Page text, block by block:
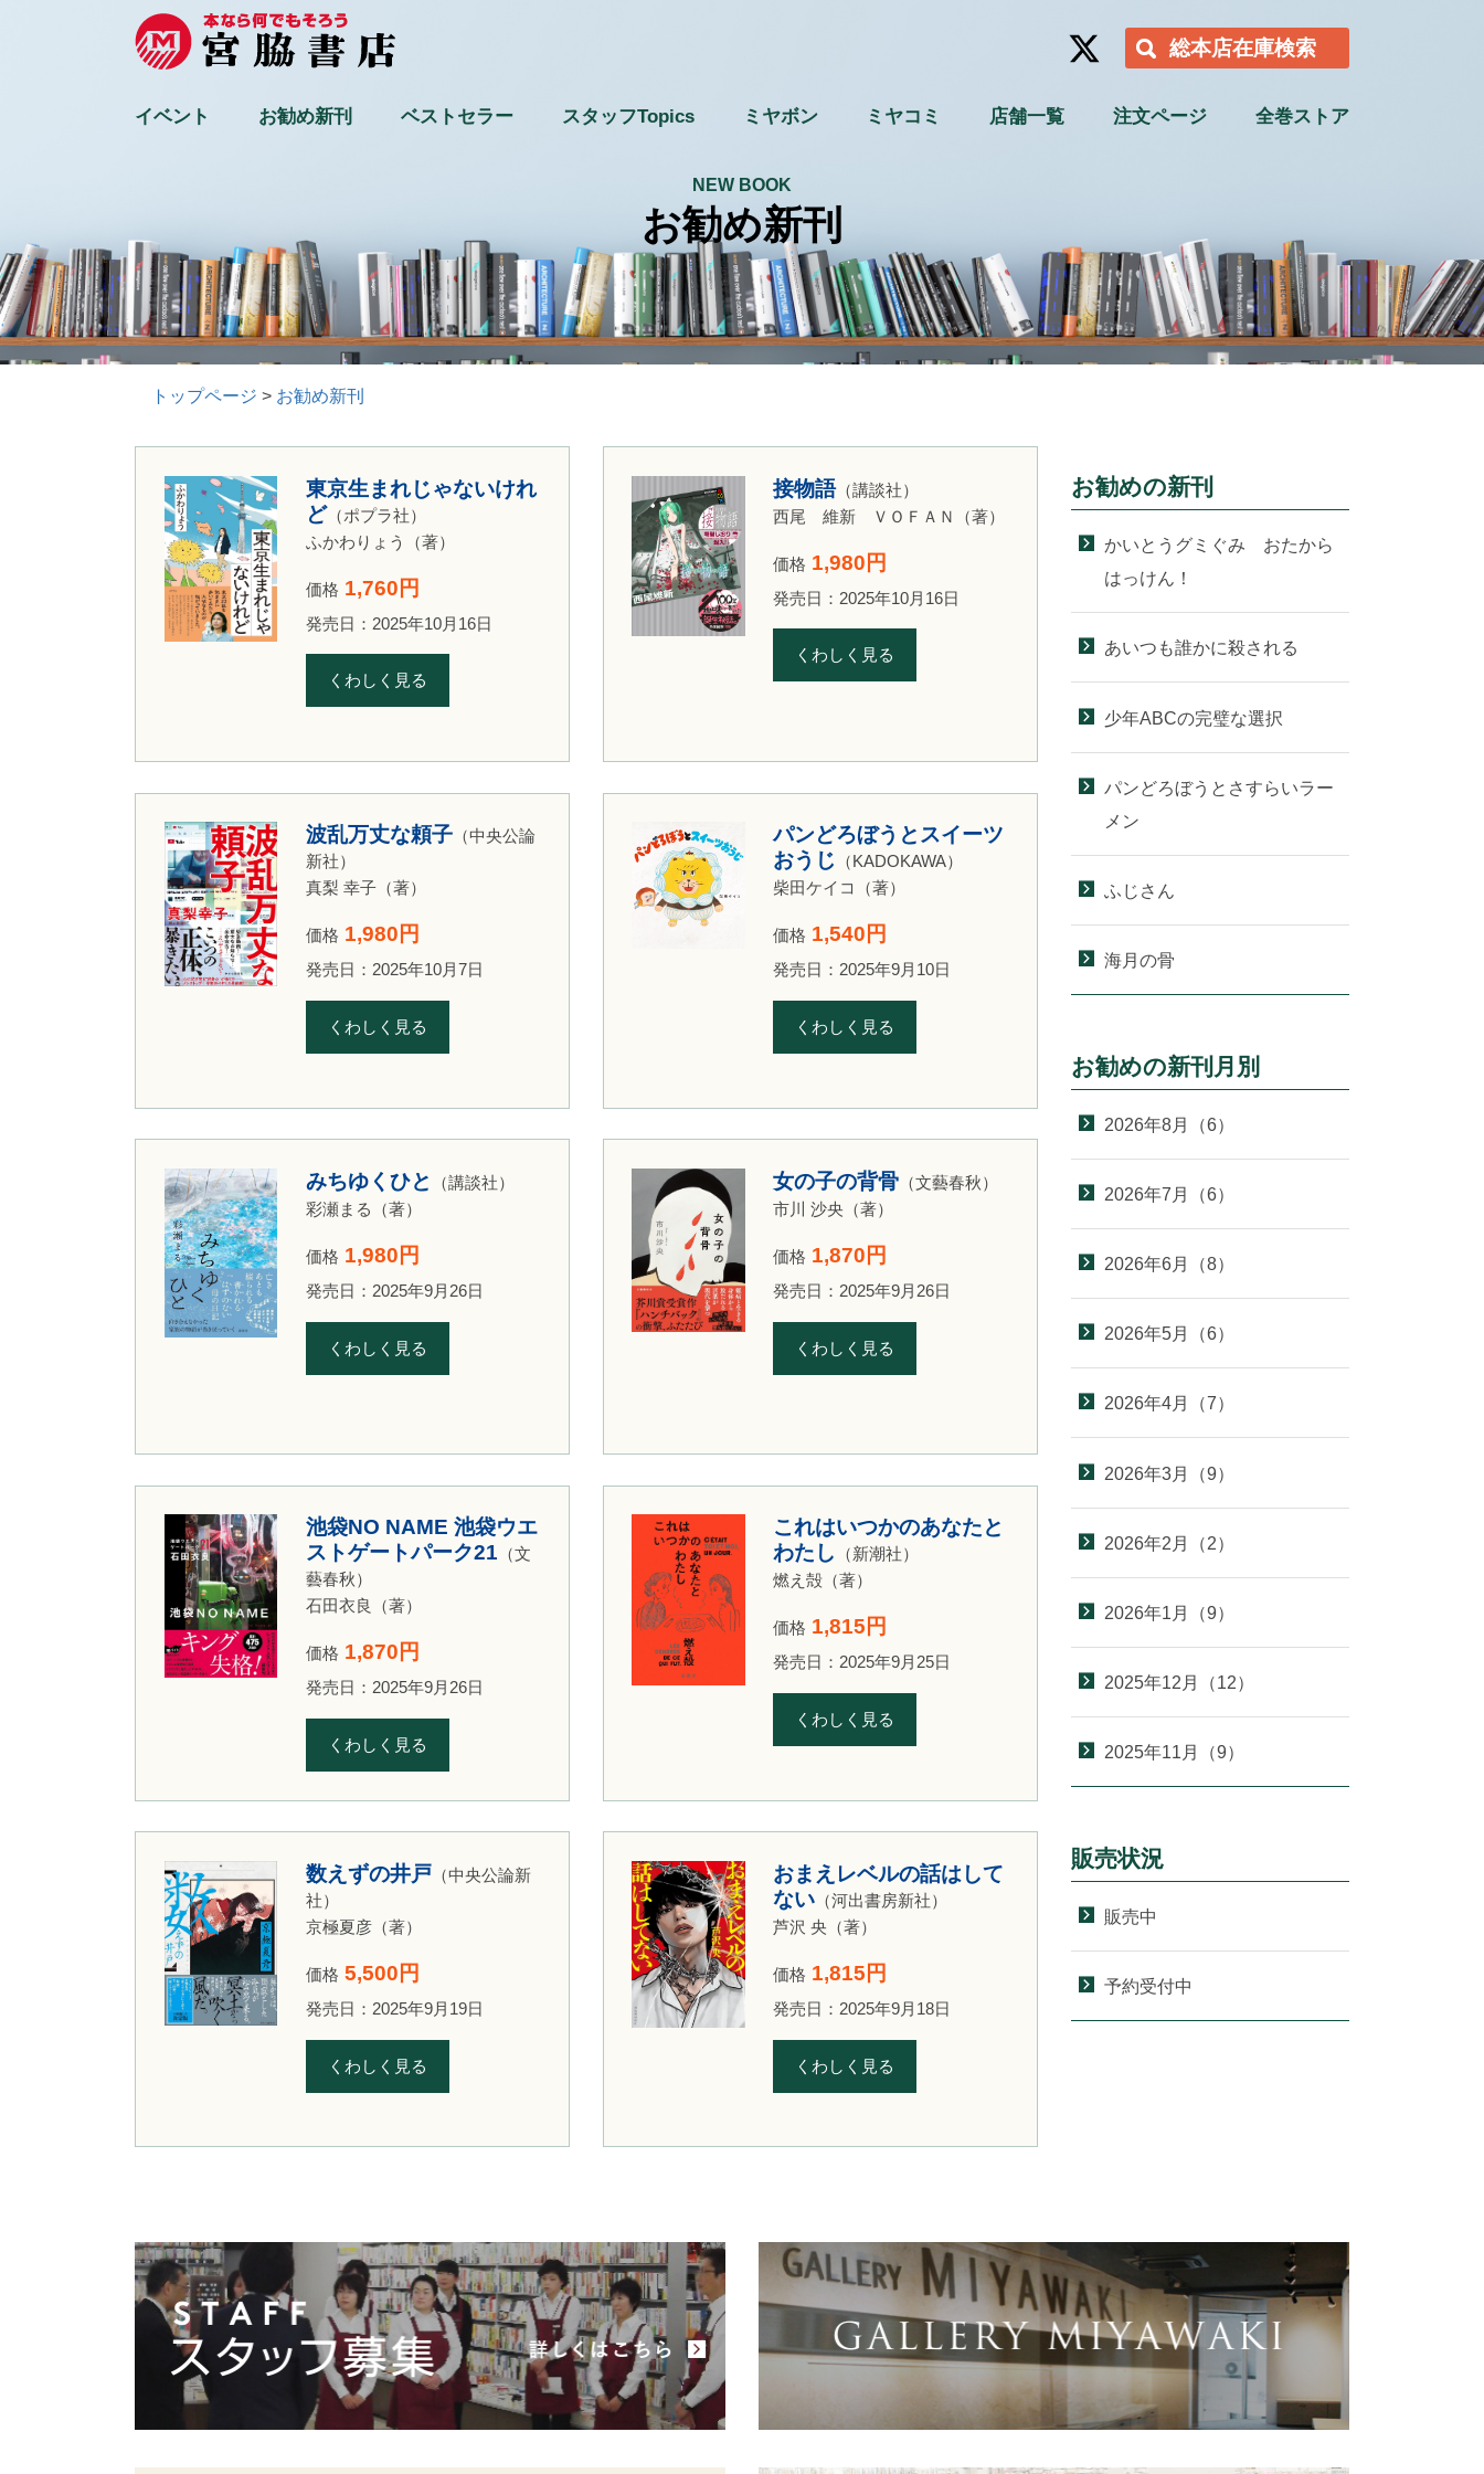
総本店在庫検索
イベント お勧め新刊 ベストセラー スタッフTopics ミヤボン ミヤコミ 店舗一覧 注文ページ 全巻ストア
NEW BOOK
お勧め新刊
トップページ お勧め新刊
東京生まれじゃないけれ
ど（ポプラ社）
ふかわりょう（著）
価格 1,760円
発売日：2025年10月16日
くわしく見る
接物語（講談社）
西尾 維新 ＶＯＦＡＮ（著）
価格 1,980円
発売日：2025年10月16日
くわしく見る
波乱万丈な頼子（中央公論
新社）
真梨 幸子（著）
価格 1,980円
発売日：2025年10月7日
くわしく見る
パンどろぼうとスイーツ
おうじ
（KADOKAWA）
柴田ケイコ（著）
価格 1,540円
発売日：2025年9月10日
くわしく見る
みちゆくひと
（講談社）
彩瀬まる（著）
価格 1,980円
発売日：2025年9月26日
くわしく見る
女の子の背骨 （文藝春秋）
市川 沙央（著）
価格 1,870円
発売日：2025年9月26日
くわしく見る
池袋NO NAME 池袋ウエ
ストゲートパーク21 （文
藝春秋）
石田衣良（著）
価格 1,870円
発売日：2025年9月26日
くわしく見る
これはいつかのあなたと
わたし
（新潮社）
燃え殻（著）
価格 1,815円
発売日：2025年9月25日
くわしく見る
数えずの井戸 （中央公論新
社）
京極夏彦（著）
価格 5,500円
発売日：2025年9月19日
くわしく見る
おまえレベルの話はして
ない （河出書房新社）
芦沢 央（著）
価格 1,815円
発売日：2025年9月18日
くわしく見る
お勧めの新刊
かいとうグミぐみ おたから
はっけん！
あいつも誰かに殺される
少年ABCの完璧な選択
パンどろぼうとさすらいラー
メン
ふじさん
海月の骨
お勧めの新刊月別
2026年8月（6）
2026年7月（6）
2026年6月（8）
2026年5月（6）
2026年4月（7）
2026年3月（9）
2026年2月（2）
2026年1月（9）
2025年12月（12）
2025年11月（9）
販売状況
販売中
予約受付中